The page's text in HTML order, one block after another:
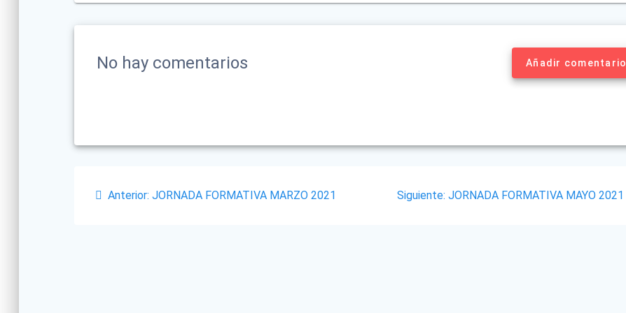
No hay comentarios Añadir comentario
Navegación
Anterior: Post
JORNADA FORMATIVA MARZO 2021 Siguiente: Siguiente
JORNADA FORMATIVA MAYO 2021